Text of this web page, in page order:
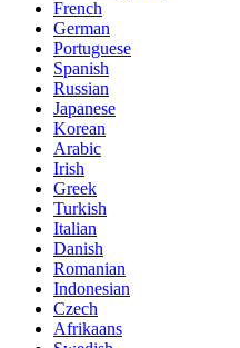
French
German
Portuguese
Spanish
Russian
Japanese
Korean
Arabic
Irish
Greek
Turkish
Italian
Danish
Romanian
Indonesian
Czech
Afrikaans